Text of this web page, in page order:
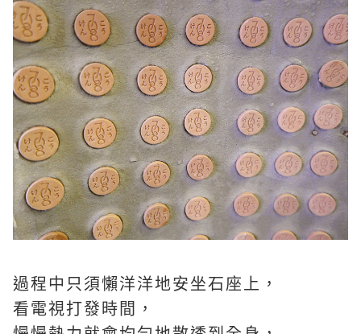
過程中只須懶洋洋地安坐石座上，
看電視打發時間，